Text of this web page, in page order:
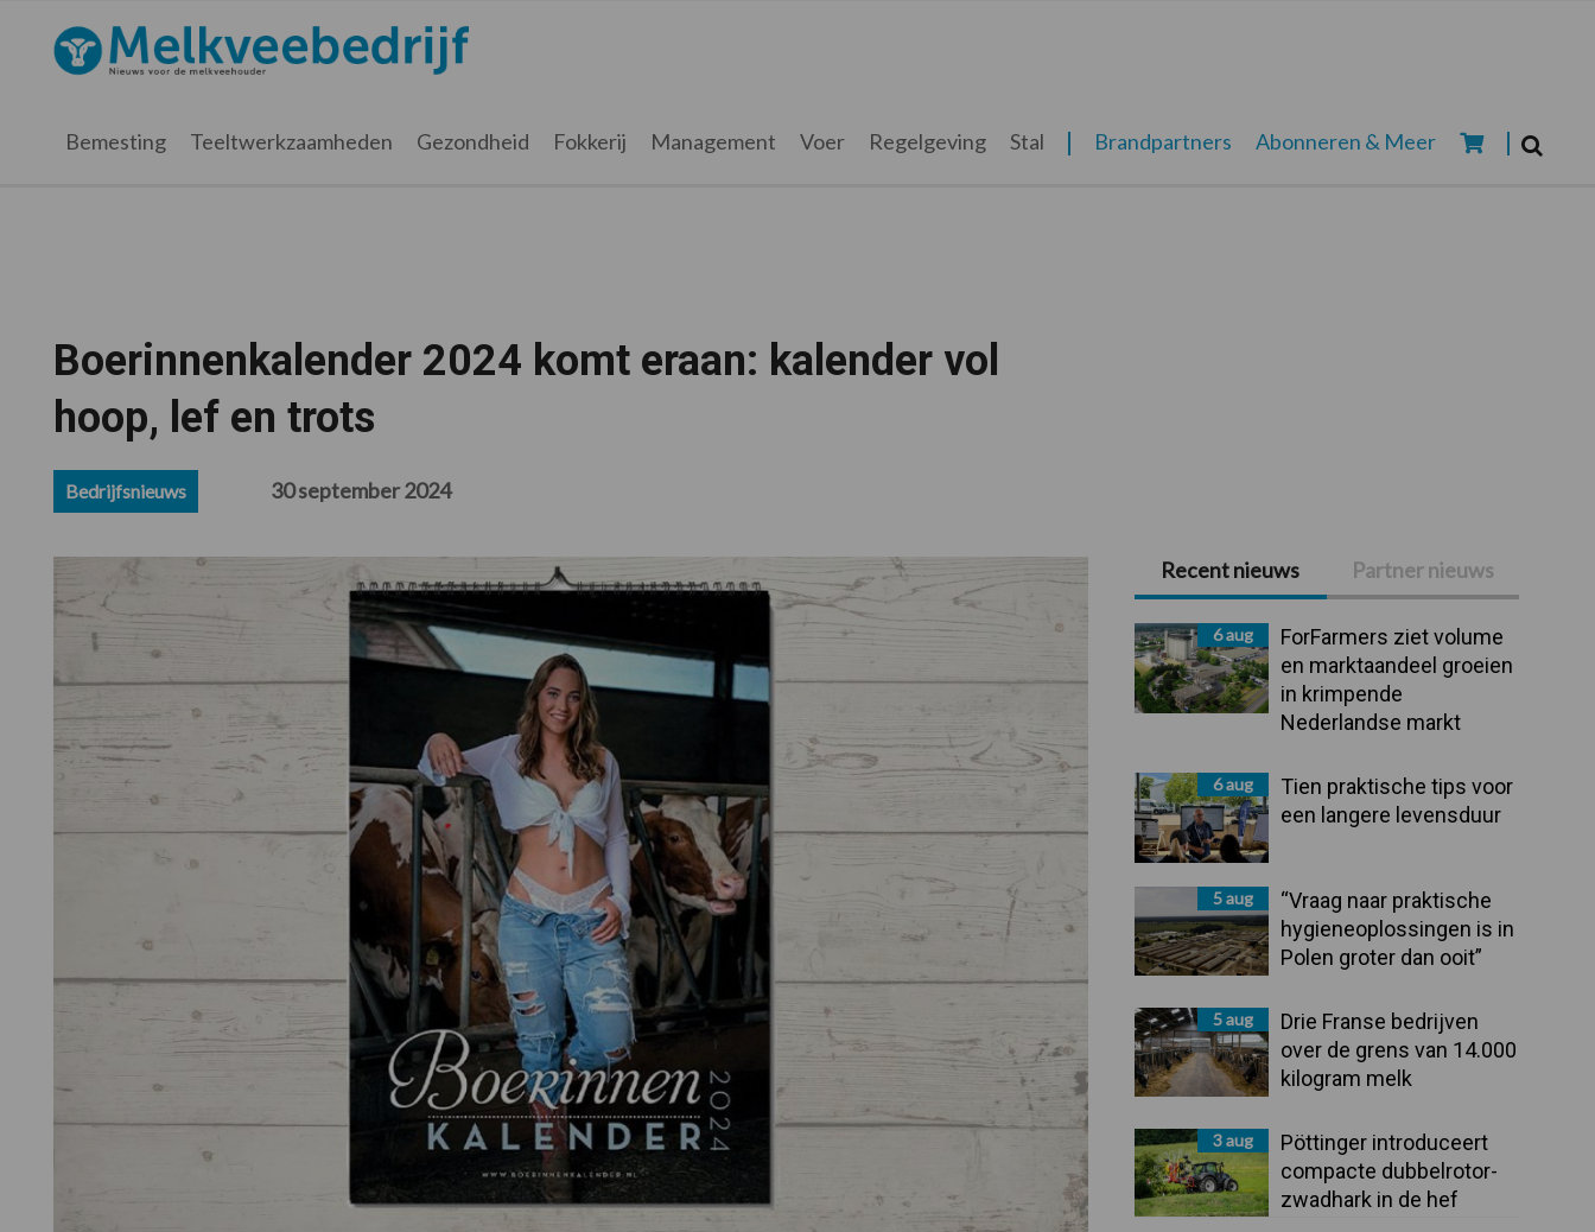
hoofdnavigatie
hoofd
eerste
voettekst
Melkveebedrijf.nl
Bemesting Teeltwerkzaamheden Gezondheid Fokkerij Management Voer Regelgeving Stal Brandpartners Abonneren & Meer
Boerinnenkalender 2024 komt eraan: kalender vol
hoop, lef en trots
Bedrijfsnieuws 30 september 2024
Primaire
Sidebar
Recent nieuws Partner nieuws
6 aug
ForFarmers ziet volume
en marktaandeel groeien
in krimpende
Nederlandse markt
6 aug
Tien praktische tips voor
een langere levensduur
5 aug
“Vraag naar praktische
hygieneoplossingen is in
Polen groter dan ooit”
5 aug
Drie Franse bedrijven
over de grens van 14.000
kilogram melk
3 aug
Pöttinger introduceert
compacte dubbelrotor-
zwadhark in de hef